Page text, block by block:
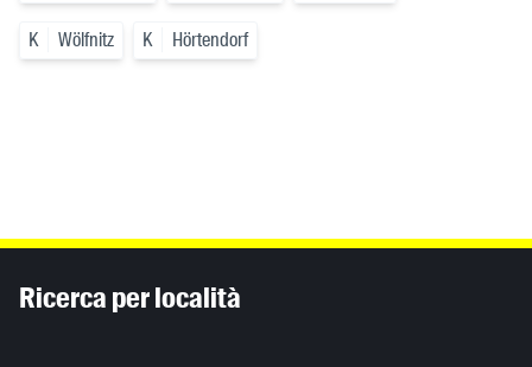
K Wölfnitz K Hörtendorf
Ricerca per località